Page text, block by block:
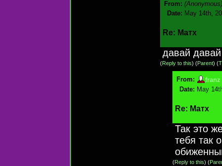
From: (Anonymous)
Date: May 14th,
Re: Матх
давай
(Reply to this) (Parent) (
From:
franz
Date: May
Re: Матх
Так это
тебя так
(Reply to this) (